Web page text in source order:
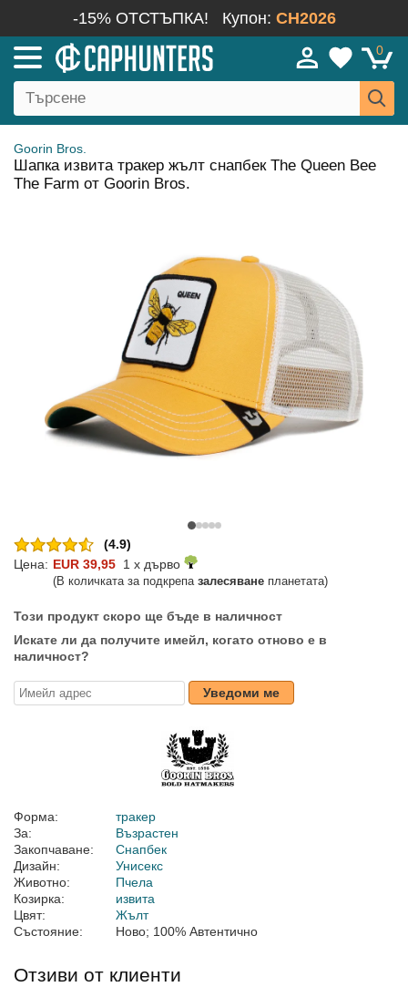
-15% ОТСТЪПКА! Купон: CH2026
0
Goorin Bros.
Шапка извита тракер жълт снапбек The Queen Bee
The Farm от Goorin Bros.
(4.9)
Цена: EUR 39,95 1 x дърво
(В количката за подкрепа залесяване планетата)
Този продукт скоро ще бъде в наличност
Искате ли да получите имейл, когато отново е в
наличност?
Уведоми ме
Форма:
тракер
За:
Възрастен
Закопчаване:
Снапбек
Дизайн:
Унисекс
Животно:
Пчела
Козирка:
извита
Цвят:
Жълт
Състояние:
Ново; 100% Автентично
Отзиви от клиенти